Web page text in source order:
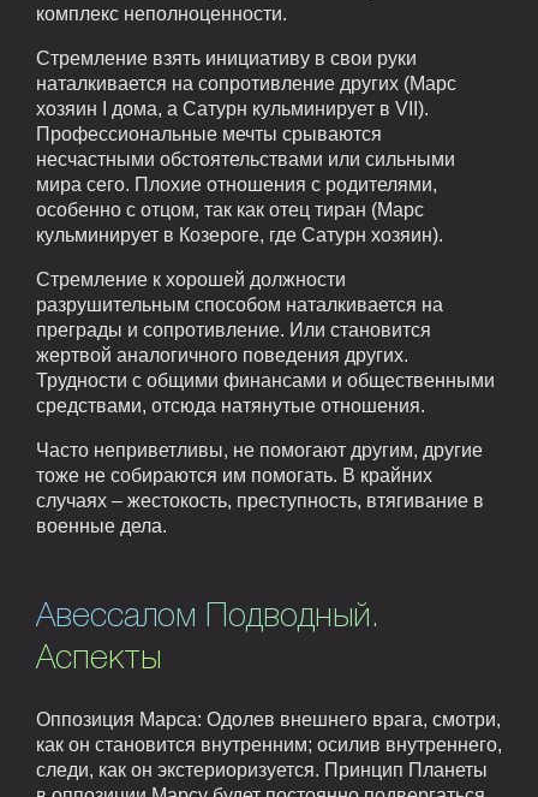
комплекс неполноценности.
Стремление взять инициативу в свои руки
наталкивается на сопротивление других (Марс
хозяин I дома, а Сатурн кульминирует в VII).
Профессиональные мечты срываются
несчастными обстоятельствами или сильными
мира сего. Плохие отношения с родителями,
особенно с отцом, так как отец тиран (Марс
кульминирует в Козероге, где Сатурн хозяин).
Стремление к хорошей должности
разрушительным способом наталкивается на
преграды и сопротивление. Или становится
жертвой аналогичного поведения других.
Трудности с общими финансами и общественными
средствами, отсюда натянутые отношения.
Часто неприветливы, не помогают другим, другие
тоже не собираются им помогать. В крайних
случаях – жестокость, преступность, втягивание в
военные дела.
Авессалом Подводный.
Аспекты
Оппозиция Марса: Одолев внешнего врага, смотри,
как он становится внутренним; осилив внутреннего,
следи, как он экстериоризуется. Принцип Планеты